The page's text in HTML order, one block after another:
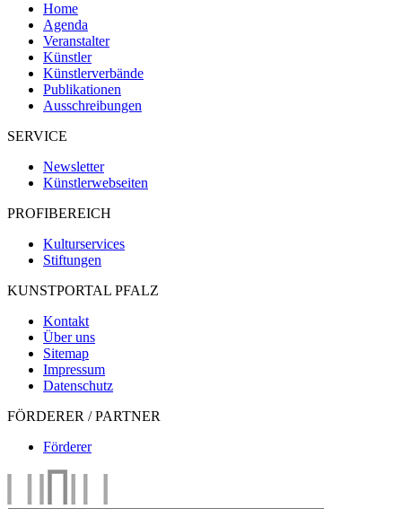
Home
Agenda
Veranstalter
Künstler
Künstlerverbände
Publikationen
Ausschreibungen
SERVICE
Newsletter
Künstlerwebseiten
PROFIBEREICH
Kulturservices
Stiftungen
KUNSTPORTAL PFALZ
Kontakt
Über uns
Sitemap
Impressum
Datenschutz
FÖRDERER / PARTNER
Förderer